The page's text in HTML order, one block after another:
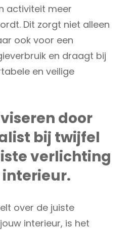
activiteit meer
Dit zorgt niet alleen
ook voor een
en draagt bij
en veilige
door
bij twijfel
verlichting
over de juiste
interieur, is het